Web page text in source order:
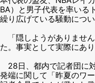
BA）と男子代表を率いる
繰り広げている騒動につい
「隠しようがありませ
た。事実として実際にあり
28日、都内で記者団に
発端に関して「昨夏のワ